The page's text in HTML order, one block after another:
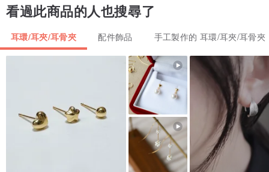
可以用指腹輕推。
☑若有髒汙可使用拭鏡布等簡單擦拭清潔，禁止使用含有酒精成分的
☑耳環屬個人衛生用品，基於個人衛生原則，無法受理退換貨喔。
包裝｜
凡購買任一商品，都會用禮盒包裝好到您手上：）
送禮或送給自己一份禮物吧，包裝禮盒會不定期改變唷
看過此商品的人也搜尋了
耳環/耳夾/耳骨夾 配件飾品 手工製作的 耳環/耳夾/耳骨夾